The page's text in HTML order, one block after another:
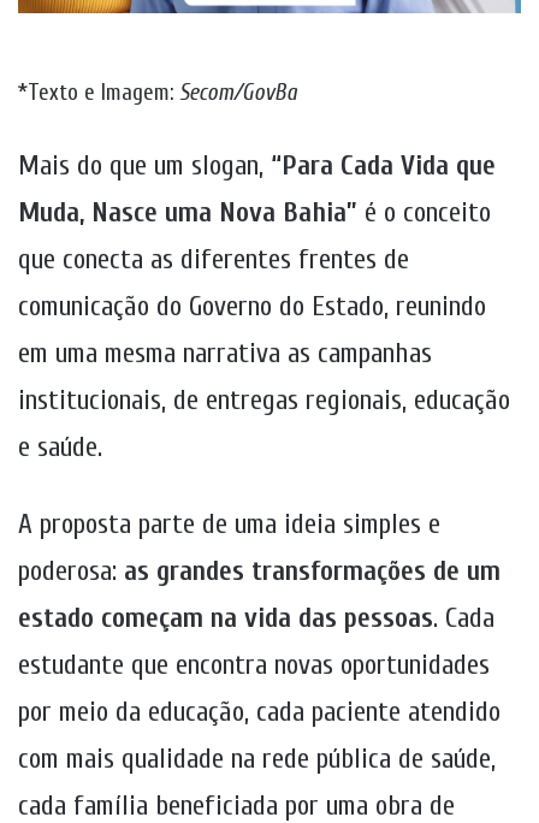
*Texto e Imagem: Secom/GovBa
Mais do que um slogan, “Para Cada Vida que
Muda, Nasce uma Nova Bahia” é o conceito
que conecta as diferentes frentes de
comunicação do Governo do Estado, reunindo
em uma mesma narrativa as campanhas
institucionais, de entregas regionais, educação
e saúde.
A proposta parte de uma ideia simples e
poderosa: as grandes transformações de um
estado começam na vida das pessoas. Cada
estudante que encontra novas oportunidades
por meio da educação, cada paciente atendido
com mais qualidade na rede pública de saúde,
cada família beneficiada por uma obra de